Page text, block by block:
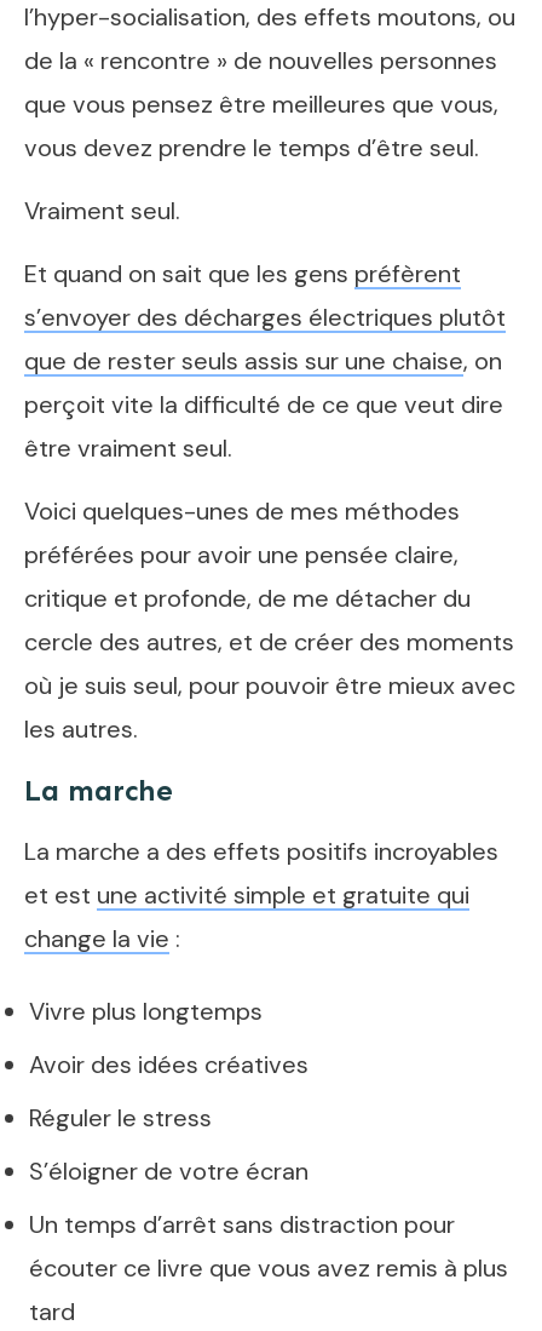
l’hyper-socialisation, des effets moutons, ou
de la « rencontre » de nouvelles personnes
que vous pensez être meilleures que vous,
vous devez prendre le temps d’être seul.
Vraiment seul.
Et quand on sait que les gens préfèrent
s’envoyer des décharges électriques plutôt
que de rester seuls assis sur une chaise, on
perçoit vite la difficulté de ce que veut dire
être vraiment seul.
Voici quelques-unes de mes méthodes
préférées pour avoir une pensée claire,
critique et profonde, de me détacher du
cercle des autres, et de créer des moments
où je suis seul, pour pouvoir être mieux avec
les autres.
La marche
La marche a des effets positifs incroyables
et est une activité simple et gratuite qui
change la vie :
Vivre plus longtemps
Avoir des idées créatives
Réguler le stress
S’éloigner de votre écran
Un temps d’arrêt sans distraction pour
écouter ce livre que vous avez remis à plus
tard